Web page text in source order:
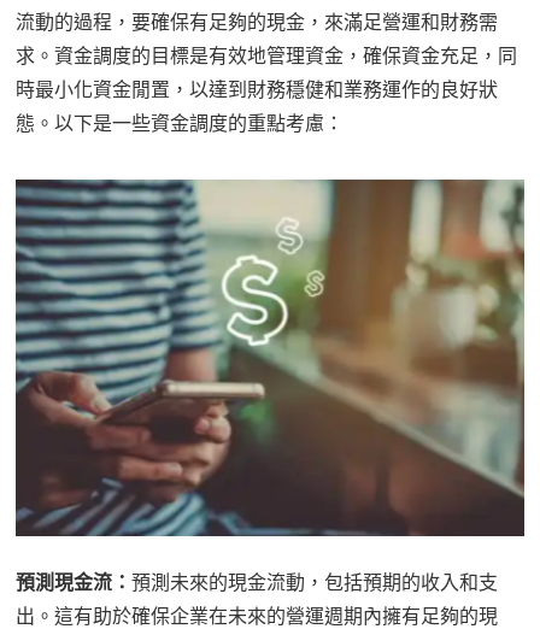
流動的過程，要確保有足夠的現金，來滿足營運和財務需
求。資金調度的目標是有效地管理資金，確保資金充足，同
時最小化資金閒置，以達到財務穩健和業務運作的良好狀
態。以下是一些資金調度的重點考慮：
預測現金流：預測未來的現金流動，包括預期的收入和支
出。這有助於確保企業在未來的營運週期內擁有足夠的現